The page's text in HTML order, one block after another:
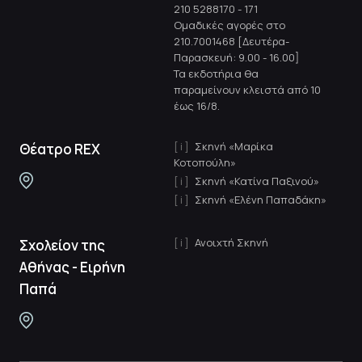
210 5288170 - 171
Ομαδικές αγορές στο
210.7001468 [Δευτέρα-
Παρασκευή: 9.00 - 16.00]
Τα εκδοτήρια θα
παραμείνουν κλειστά από 10
έως 16/8.
Θέατρο REX
Σκηνή «Μαρίκα
Κοτοπούλη»
Σκηνή «Κατίνα Παξινού»
Σκηνή «Ελένη Παπαδάκη»
Σχολείον της
Αθήνας - Ειρήνη
Παπά
Ανοιχτή Σκηνή